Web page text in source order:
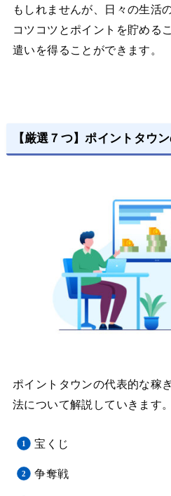
もしれませんが、日々の生活
コツコツとポイントを貯める
遣いを得ることができます。
【厳選７つ】ポイントタウ
ポイントタウンの代表的な稼
法について解説していきます。
宝くじ
争奪戦